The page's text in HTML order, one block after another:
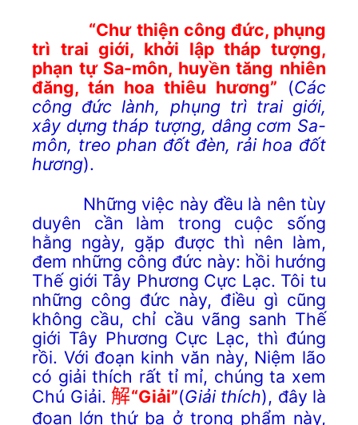
“Chư thiện công đức, phụng
trì trai giới, khởi lập tháp tượng,
phạn tự Sa-môn, huyền tăng nhiên
đăng, tán hoa thiêu hương” (Các
công đức lành, phụng trì trai giới,
xây dựng tháp tượng, dâng cơm Sa-
môn, treo phan đốt đèn, rải hoa đốt
hương).
Những việc này đều là nên tùy
duyên cần làm trong cuộc sống
hằng ngày, gặp được thì nên làm,
đem những công đức này: hồi hướng
Thế giới Tây Phương Cực Lạc. Tôi tu
những công đức này, điều gì cũng
không cầu, chỉ cầu vãng sanh Thế
giới Tây Phương Cực Lạc, thì đúng
rồi. Với đoạn kinh văn này, Niệm lão
có giải thích rất tỉ mỉ, chúng ta xem
Chú Giải. 解“Giải”(Giải thích), đây là
đoạn lớn thứ ba ở trong phẩm này,